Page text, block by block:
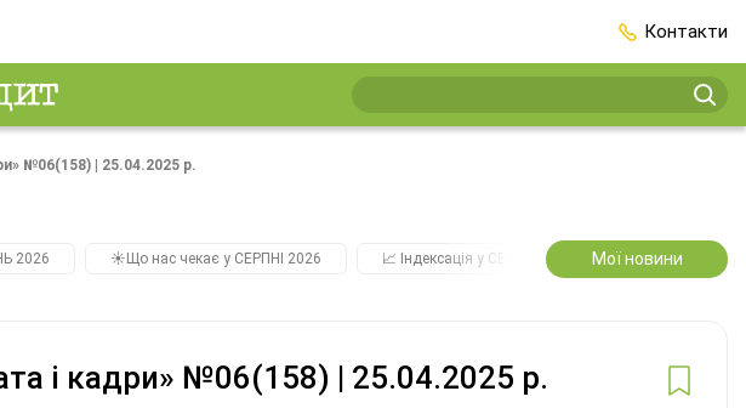
Контакти
№06(158) | 25.04.2025 р.
2026 ☀️Що нас чекає у СЕРПНІ 2026 📈 Індексація у СЕРПНІ 2️⃣0️⃣2️⃣7️⃣ Усі
Мої новини
і кадри» №06(158) | 25.04.2025 р.